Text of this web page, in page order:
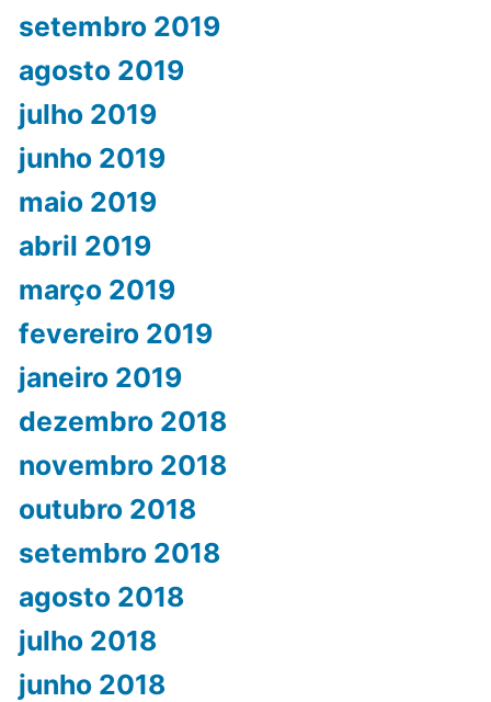
setembro 2019
agosto 2019
julho 2019
junho 2019
maio 2019
abril 2019
março 2019
fevereiro 2019
janeiro 2019
dezembro 2018
novembro 2018
outubro 2018
setembro 2018
agosto 2018
julho 2018
junho 2018